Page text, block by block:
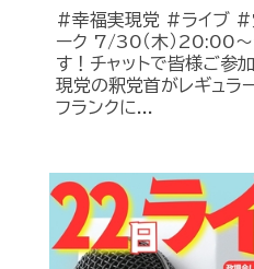
#幸福実現党 #ライブ #
ーク 7/30（木）20:00～
す！チャットで皆様ご参
現党の釈党首がレギュラ
フランクに...